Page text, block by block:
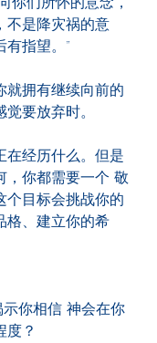
不是降灾祸的意
有指望。”
就拥有继续向前的
要放弃时。
在经历什么。但是
，你都需要一个 敬
个目标会挑战你的
格、建立你的希
示你相信 神会在你
度？